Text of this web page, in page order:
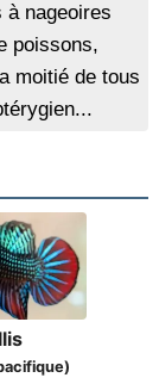
nageoires
poissons,
moitié de tous